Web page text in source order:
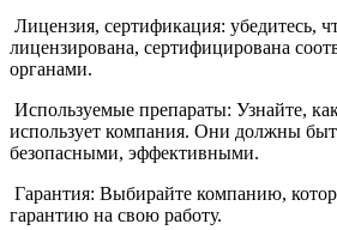
Лицензия, сертификация: убедитесь,
лицензирована, сертифицирована
органами.
Используемые препараты: Узнайте,
использует компания. Они должны
безопасными, эффективными.
Гарантия: Выбирайте компанию,
гарантию на свою работу.